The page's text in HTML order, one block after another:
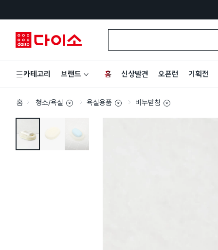
카테고리 브랜드 홈 신상발견 오픈런 기획전
홈 청소/욕실 욕실용품 비누받침